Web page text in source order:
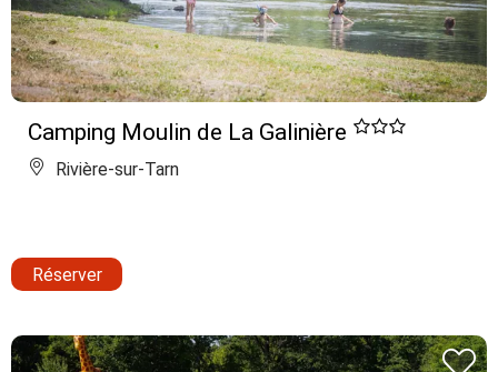
Camping Moulin de La Galinière
Rivière-sur-Tarn
Réserver